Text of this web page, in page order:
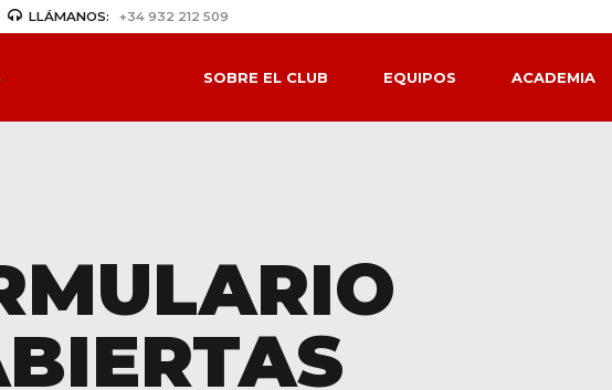
LLÁMANOS: +34 932 212 509
SOBRE EL CLUB EQUIPOS ACADEMIA